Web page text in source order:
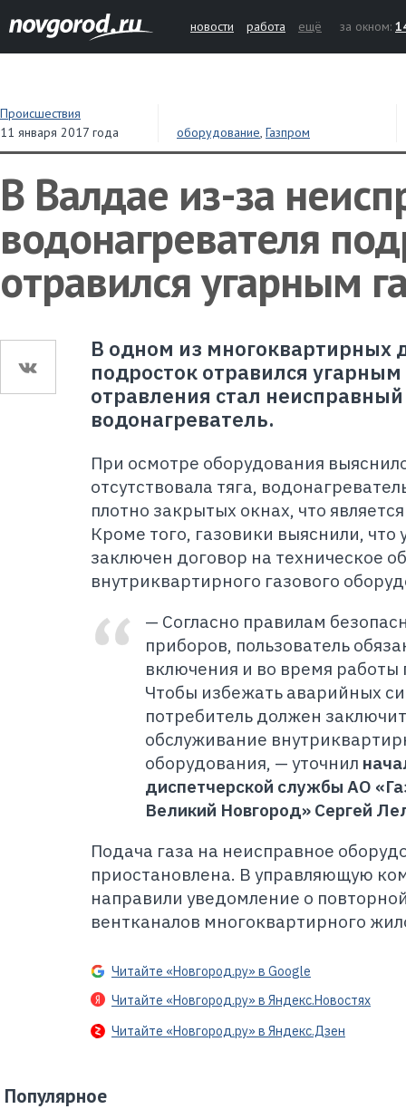
новости работа ещё за окном:
Происшествия
11 января 2017 года
оборудование, Газпром
газораспределение Великий
В Валдае из-за
водонагревателя
отравился угарным
В одном из многоквартирных
подросток отравился
отравления стал
водонагреватель.
При осмотре оборудования
отсутствовала тяга,
плотно закрытых окнах, что
Кроме того, газовики выяснили,
заключен договор на техническое
внутриквартирного газового
— Согласно правилам
приборов, пользователь
включения и во время работы
Чтобы избежать аварийных
потребитель должен
обслуживание
оборудования, — уточнил
диспетчерской службы АО
Великий Новгород» Сергей
Подача газа на неисправное
приостановлена. В управляющую
направили уведомление о
вентканалов многоквартирного
Читайте «Новгород.ру» в Google
Читайте «Новгород.ру» в Яндекс.Новостях
Читайте «Новгород.ру» в Яндекс.Дзен
Популярное